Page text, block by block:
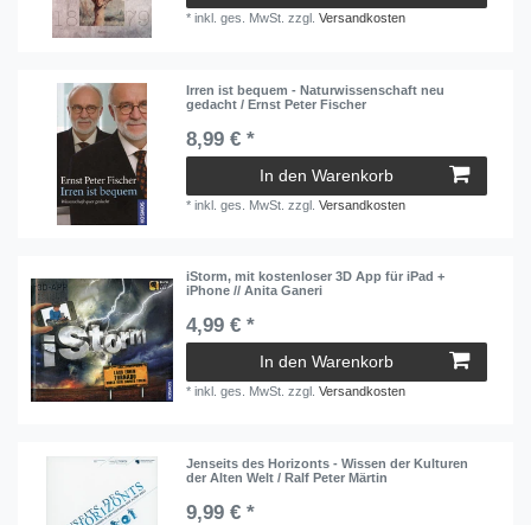
*inkl. ges. MwSt. zzgl.Versandkosten
Irren ist bequem - Naturwissenschaft neu
gedacht / Ernst Peter Fischer
8,99 € *
In den Warenkorb
*inkl. ges. MwSt. zzgl.Versandkosten
iStorm, mit kostenloser 3D App für iPad +
iPhone // Anita Ganeri
4,99 € *
In den Warenkorb
*inkl. ges. MwSt. zzgl.Versandkosten
Jenseits des Horizonts - Wissen der Kulturen
der Alten Welt / Ralf Peter Märtin
9,99 € *